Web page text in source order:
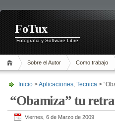
FoTux
Fotografia y Software Libre
Sobre el Autor Como trabajo
Inicio >Aplicaciones, Tecnica >
“Obamiza” tu
Viernes, 6 de Marzo de 2009